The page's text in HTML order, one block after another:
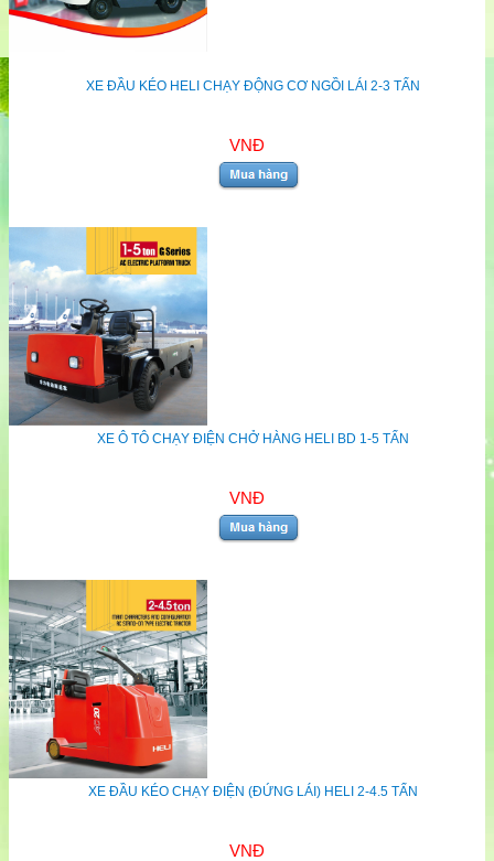
XE ĐẦU KÉO HELI CHẠY ĐỘNG CƠ NGỒI LÁI 2-3 TẤN
VNĐ
XE Ô TÔ CHẠY ĐIỆN CHỞ HÀNG HELI BD 1-5 TẤN
VNĐ
XE ĐẦU KÉO CHẠY ĐIỆN (ĐỨNG LÁI) HELI 2-4.5 TẤN
VNĐ